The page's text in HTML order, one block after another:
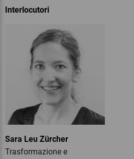
Interlocutori
Sara Leu Zürcher
Trasformazione e